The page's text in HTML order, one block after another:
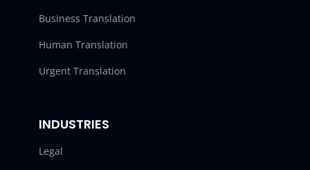
Business Translation
Human Translation
Urgent Translation
INDUSTRIES
Legal